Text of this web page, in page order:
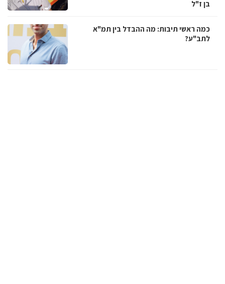
בן ז"ל
כמה ראשי תיבות: מה ההבדל בין תמ"א
לתב"ע?